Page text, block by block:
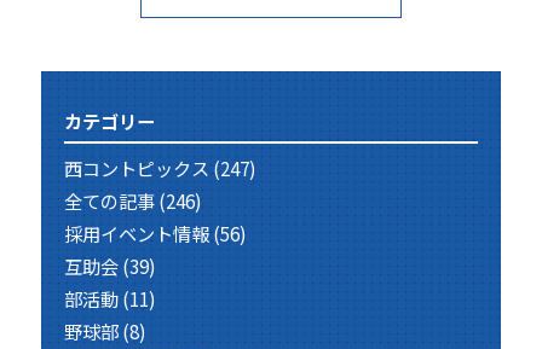
カテゴリー
西コントピックス(247)
全ての記事(246)
採用イベント情報(56)
互助会(39)
部活動(11)
野球部(8)